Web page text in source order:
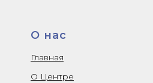
О нас
Главная
О Центре